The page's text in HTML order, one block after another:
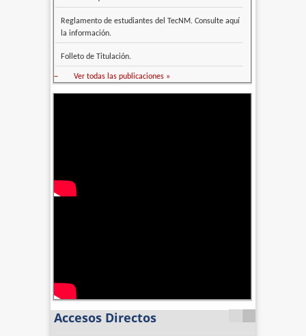
Reglamento de estudiantes del TecNM. Consulte aquí
la información.
Folleto de Titulación.
– Ver todas las publicaciones »
Accesos Directos